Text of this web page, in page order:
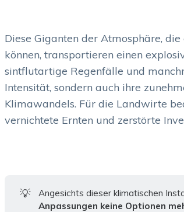
Diese Giganten der Atmosphäre,
können, transportieren einen
sintflutartige Regenfälle und
Intensität, sondern auch ihre
Klimawandels. Für die Landwirte
vernichtete Ernten und zerstörte
💡 Angesichts dieser klimatischen
Anpassungen keine Optionen